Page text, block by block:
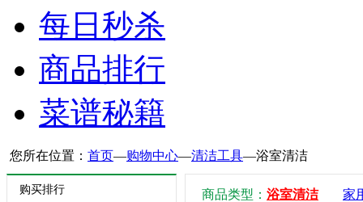
每日秒杀
商品排行
菜谱秘籍
您所在位置： 首页—购物中心—清洁工具—浴室清洁
购买排行 商品类型： 浴室清洁 家